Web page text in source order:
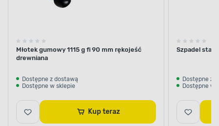
Młotek gumowy 1115 g fi 90 mm rękojeść
drewniana
Dostępne z dostawą
Dostępne w sklepie
Kup teraz
Szpadel
Dostępne z
Dostępne w